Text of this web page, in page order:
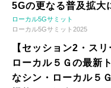
5Gの更なる普及拡大
ローカル5Gサミット
ローカル5Gサミット2025
【セッション2・ス
ローカル５Ｇの最新
なシン・ローカル５